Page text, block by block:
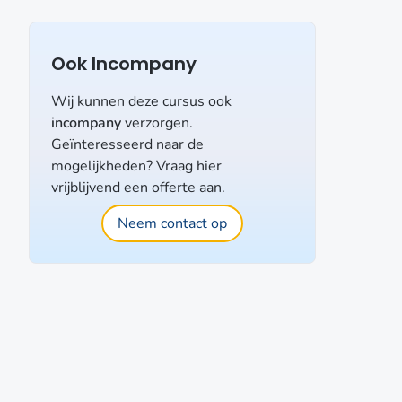
Ook Incompany
Wij kunnen deze cursus ook
incompanyverzorgen.
Geïnteresseerd naar de
mogelijkheden? Vraag hier
vrijblijvend een offerte aan.
Neem contact op